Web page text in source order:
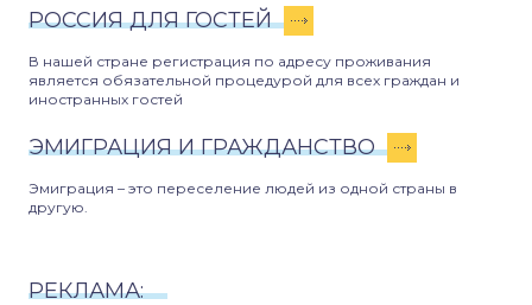
РОССИЯ ДЛЯ ГОСТЕЙ
В нашей стране регистрация по адресу проживания
является обязательной процедурой для всех граждан и
иностранных гостей
ЭМИГРАЦИЯ И ГРАЖДАНСТВО
Эмиграция – это переселение людей из одной страны в
другую.
РЕКЛАМА: